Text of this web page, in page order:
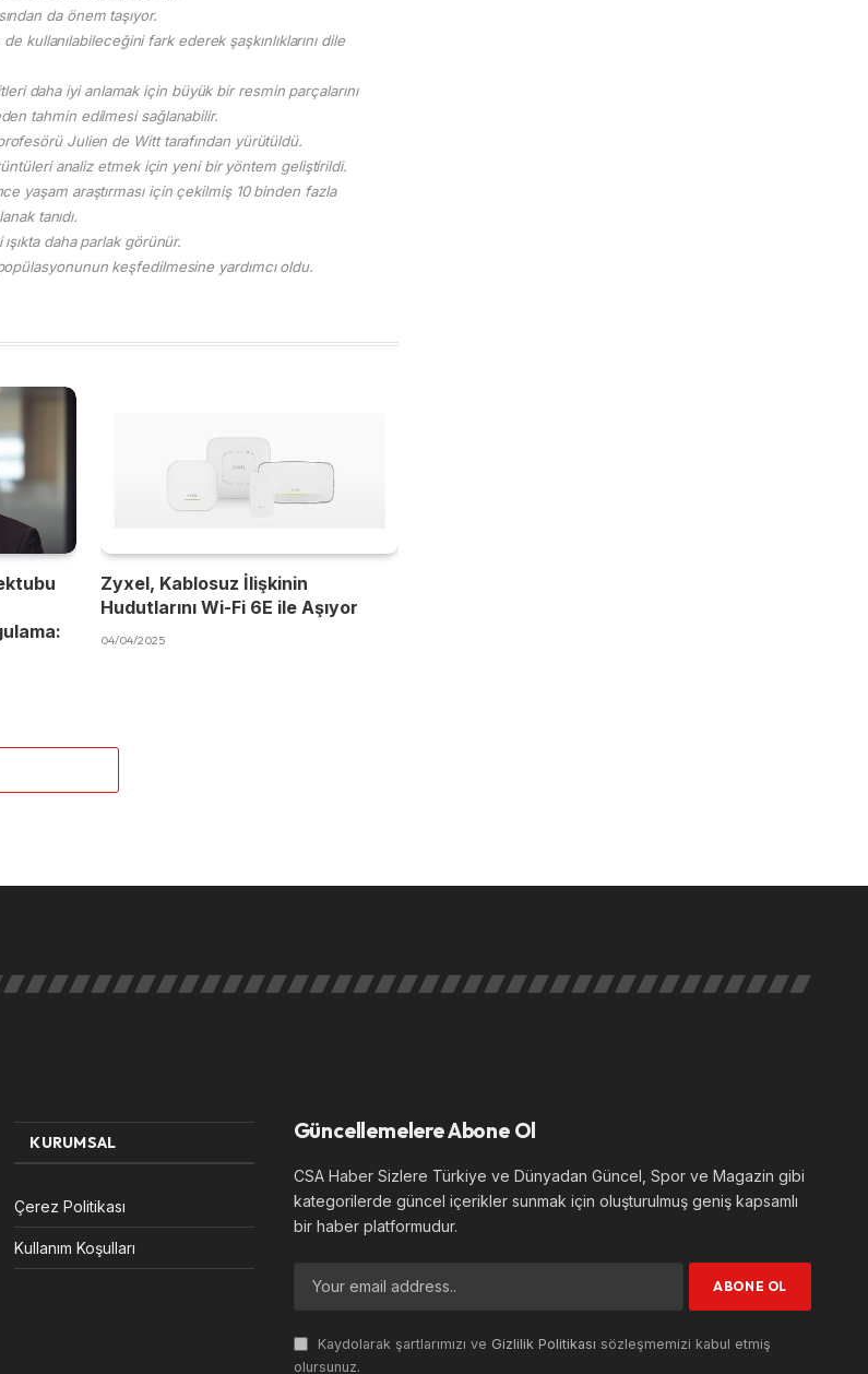
da önem taşıyor.
kullanılabileceğini fark ederek şaşkınlıklarını dile
daha iyi anlamak için büyük bir resmin parçalarını
tahmin edilmesi sağlanabilir.
Julien de Witt tarafından yürütüldü.
analiz etmek için yeni bir yöntem geliştirildi.
yaşam araştırması için çekilmiş 10 binden fazla
tanıdı.
ışıkta daha parlak görünür.
keşfedilmesine yardımcı oldu.
Zyxel, Kablosuz İlişkinin
Hudutlarını Wi-Fi 6E ile Aşıyor
04/04/2025
KURUMSAL
Çerez Politikası
Kullanım Koşulları
Güncellemelere Abone Ol
CSA Haber Sizlere Türkiye ve Dünyadan Güncel, Spor ve Magazin gibi
kategorilerde güncel içerikler sunmak için oluşturulmuş geniş kapsamlı
bir haber platformudur.
Kaydolarak şartlarımızı ve Gizlilik Politikası sözleşmemizi kabul etmiş
olursunuz.